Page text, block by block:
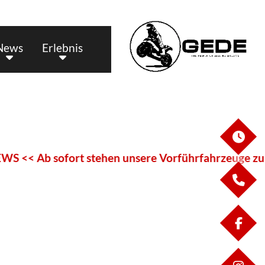
Erlebnis
Ab sofort stehen unsere Vorführfahrzeuge zum